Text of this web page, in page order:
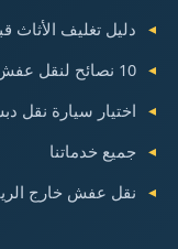
دليل تغليف الأثاث
10 نصائح لنقل عفش آمن
اختيار سيارة نقل
جميع خدماتنا
نقل عفش خارج